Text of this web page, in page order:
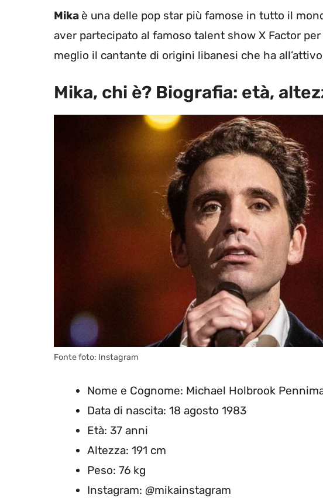
Mika è una delle pop star più famose in tutto il
aver partecipato al famoso talent show X Factor
meglio il cantante di origini libanesi che ha
Mika, chi è? Biografia: età,
Fonte foto: Instagram
Nome e Cognome: Michael Holbrook
Data di nascita: 18 agosto 1983
Età: 37 anni
Altezza: 191 cm
Peso: 76 kg
Instagram: @mikainstagram